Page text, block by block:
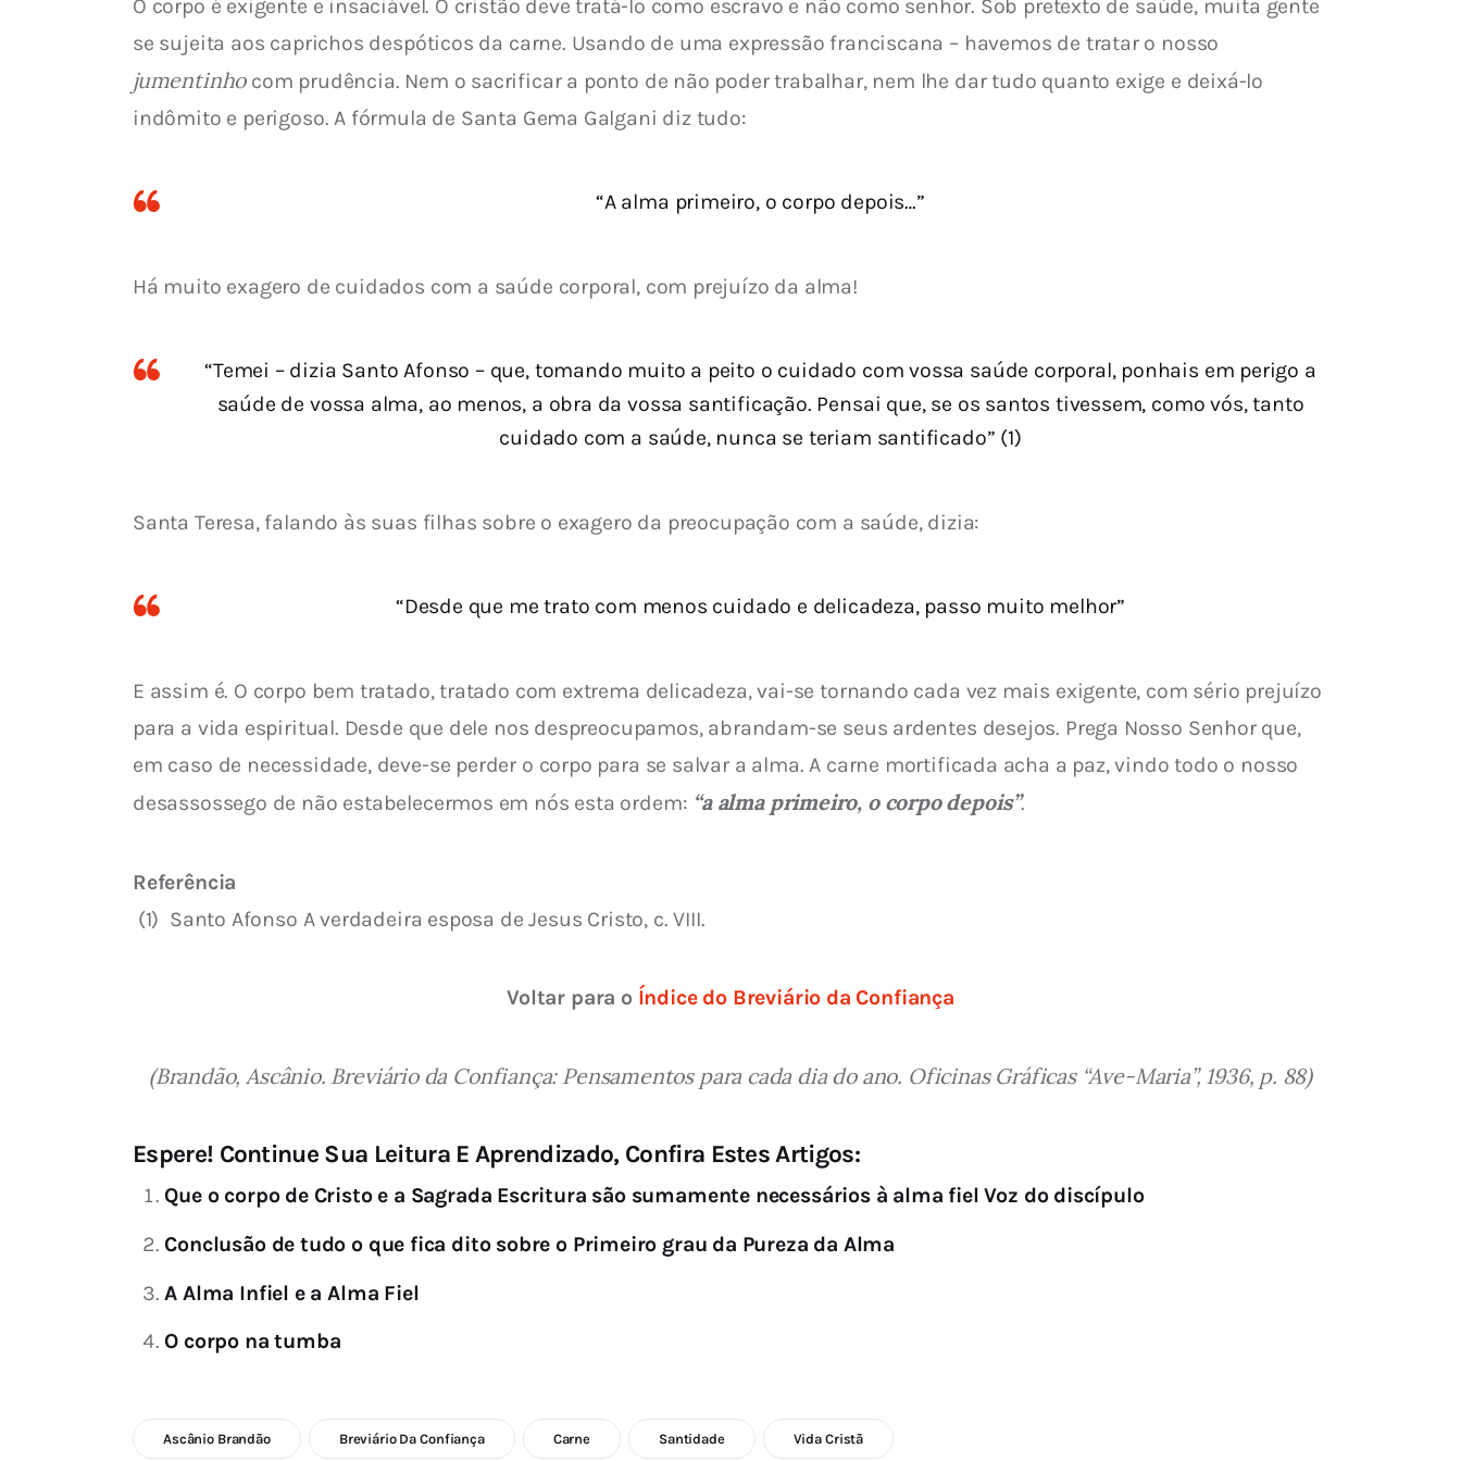
O corpo é exigente e insaciável. O cristão deve tratá-Io como escravo e não como senhor. Sob pretexto de saúde, muita gente
se sujeita aos caprichos despóticos da carne. Usando de uma expressão franciscana – havemos de tratar o nosso
jumentinho com prudência. Nem o sacrificar a ponto de não poder trabalhar, nem lhe dar tudo quanto exige e deixá-lo
indômito e perigoso. A fórmula de Santa Gema Galgani diz tudo:
“A alma primeiro, o corpo depois…”
Há muito exagero de cuidados com a saúde corporal, com prejuízo da alma!
“Temei – dizia Santo Afonso – que, tomando muito a peito o cuidado com vossa saúde corporal, ponhais em perigo a
saúde de vossa alma, ao menos, a obra da vossa santificação. Pensai que, se os santos tivessem, como vós, tanto
cuidado com a saúde, nunca se teriam santificado” (1)
Santa Teresa, falando às suas filhas sobre o exagero da preocupação com a saúde, dizia:
“Desde que me trato com menos cuidado e delicadeza, passo muito melhor”
E assim é. O corpo bem tratado, tratado com extrema delicadeza, vai-se tornando cada vez mais exigente, com sério prejuízo
para a vida espiritual. Desde que dele nos despreocupamos, abrandam-se seus ardentes desejos. Prega Nosso Senhor que,
em caso de necessidade, deve-se perder o corpo para se salvar a alma. A carne mortificada acha a paz, vindo todo o nosso
desassossego de não estabelecermos em nós esta ordem: “a alma primeiro, o corpo depois”.
Referência
(1) Santo Afonso A verdadeira esposa de Jesus Cristo, c. VIII.
Voltar para o Índice do Breviário da Confiança
(Brandão, Ascânio. Breviário da Confiança: Pensamentos para cada dia do ano. Oficinas Gráficas “Ave-Maria”, 1936, p. 88)
Espere! Continue Sua Leitura E Aprendizado, Confira Estes Artigos:
Que o corpo de Cristo e a Sagrada Escritura são sumamente necessários à alma fiel Voz do discípulo
Conclusão de tudo o que fica dito sobre o Primeiro grau da Pureza da Alma
A Alma Infiel e a Alma Fiel
O corpo na tumba
Ascânio Brandão Breviário Da Confiança Carne Santidade Vida Cristã